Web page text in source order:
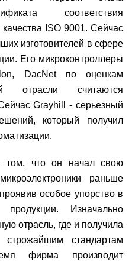
соответствия
ISO 9001. Сейчас
изготовителей в сфере
Его микроконтроллеры
DacNet по оценкам
отрасли считаются
Grayhill - серьезный
который получил
том, что он начал свою
раньше
особое упорство в
продукции. Изначально
отрасль, где и получила
строжайшим стандартам
фирма производит